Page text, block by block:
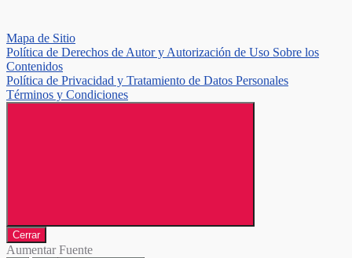
Mapa de Sitio
Política de Derechos de Autor y Autorización de Uso Sobre los
Contenidos
Política de Privacidad y Tratamiento de Datos Personales
Términos y Condiciones
Cerrar
Aumentar Fuente